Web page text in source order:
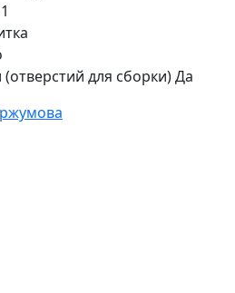
1
для сборки)Да